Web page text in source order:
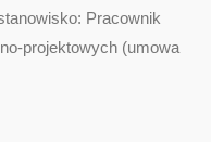
Pracownik
projektowych (umowa